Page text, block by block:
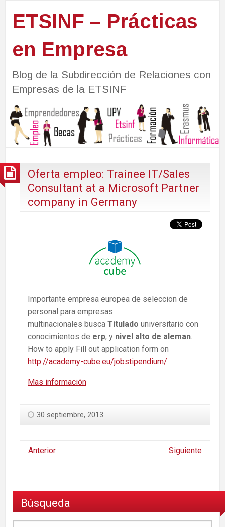
ETSINF – Prácticas
en Empresa
Blog de la Subdirección de Relaciones con
Empresas de la ETSINF
Oferta empleo: Trainee IT/Sales
Consultant at a Microsoft Partner
company in Germany
Importante empresa europea de seleccion de
personal para empresas
multinacionales busca Titulado universitario con
conocimientos de erp, y nivel alto de aleman
How to apply Fill out application form on
http://academy-cube.eu/jobstipendium/
Mas información
30 septiembre, 2013
Anterior Siguiente
Búsqueda